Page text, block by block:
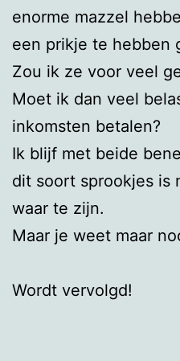
enorme mazzel
een prikje te hebben
Zou ik ze voor veel
Moet ik dan veel
inkomsten betalen?
Ik blijf met beide
dit soort sprookjes is
waar te zijn.
Maar je weet maar
Wordt vervolgd!